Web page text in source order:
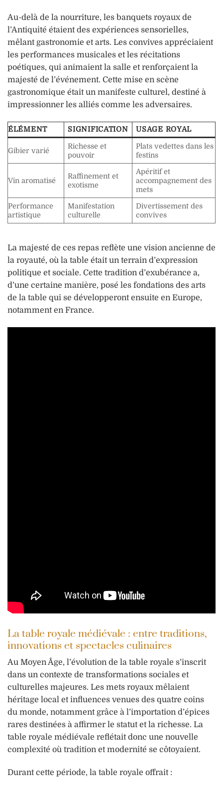
Au-delà de la nourriture, les banquets royaux de
l’Antiquité étaient des expériences sensorielles,
mêlant gastronomie et arts. Les convives appréciaient
les performances musicales et les récitations
poétiques, qui animaient la salle et renforçaient la
majesté de l’événement. Cette mise en scène
gastronomique était un manifeste culturel, destiné à
impressionner les alliés comme les adversaires.
ÉLÉMENT SIGNIFICATION USAGE ROYAL
Gibier varié
Richesse et
pouvoir
Plats vedettes dans les
festins
Vin aromatisé
Raffinement et
exotisme
Apéritif et
accompagnement des
mets
Performance
artistique
Manifestation
culturelle
Divertissement des
convives
La majesté de ces repas reflète une vision ancienne de
la royauté, où la table était un terrain d’expression
politique et sociale. Cette tradition d’exubérance a,
d’une certaine manière, posé les fondations des arts
de la table qui se développeront ensuite en Europe,
notamment en France.
La table royale médiévale : entre traditions,
innovations et spectacles culinaires
Au Moyen Âge, l’évolution de la table royale s’inscrit
dans un contexte de transformations sociales et
culturelles majeures. Les mets royaux mêlaient
héritage local et influences venues des quatre coins
du monde, notamment grâce à l’importation d’épices
rares destinées à affirmer le statut et la richesse. La
table royale médiévale reflétait donc une nouvelle
complexité où tradition et modernité se côtoyaient.
Durant cette période, la table royale offrait :